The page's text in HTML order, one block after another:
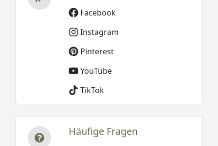
Facebook
Instagram
Pinterest
YouTube
TikTok
Häufige Fragen